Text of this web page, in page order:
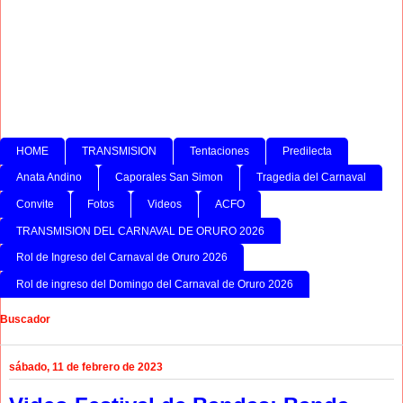
HOME TRANSMISION Tentaciones Predilecta
Anata Andino Caporales San Simon Tragedia del Carnaval
Convite Fotos Videos ACFO
TRANSMISION DEL CARNAVAL DE ORURO 2026
Rol de Ingreso del Carnaval de Oruro 2026
Rol de ingreso del Domingo del Carnaval de Oruro 2026
Buscador
sábado, 11 de febrero de 2023